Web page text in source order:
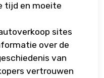
tijd en moeite
sites
over de
van
vertrouwen